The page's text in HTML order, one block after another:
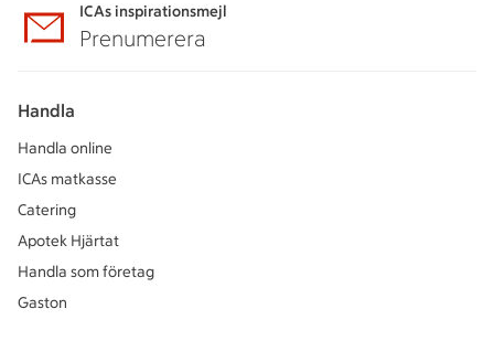
ICAs inspirationsmejl
Prenumerera
Handla
Handla online
ICAs matkasse
Catering
Apotek Hjärtat
Handla som företag
Gaston